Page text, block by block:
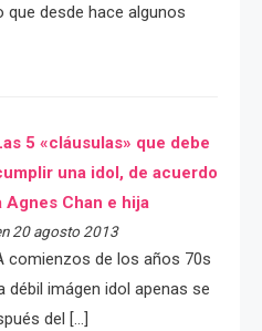
desde hace algunos
5 «cláusulas» que debe
una idol, de acuerdo
Agnes Chan e hija
20 agosto 2013
comienzos de los años 70s
débil imágen idol apenas se
del […]